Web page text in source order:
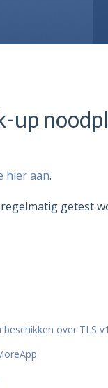
up
hier aan.
getest
over TLS